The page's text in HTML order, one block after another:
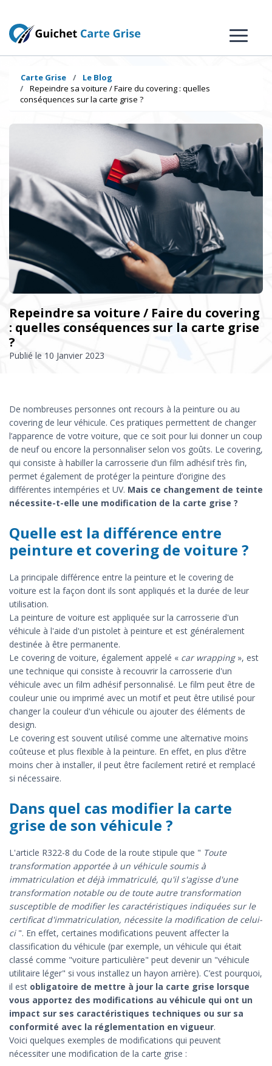
Carte Grise
Le Blog
Repeindre sa voiture / Faire du covering : quelles
conséquences sur la carte grise ?
Repeindre sa voiture / Faire du covering
: quelles conséquences sur la carte grise
?
Publié le 10 Janvier 2023
De nombreuses personnes ont recours à la peinture ou au
covering de leur véhicule. Ces pratiques permettent de changer
l’apparence de votre voiture, que ce soit pour lui donner un coup
de neuf ou encore la personnaliser selon vos goûts. Le covering,
qui consiste à habiller la carrosserie d’un film adhésif très fin,
permet également de protéger la peinture d’origine des
différentes intempéries et UV. Mais ce changement de teinte
nécessite-t-elle une modification de la carte grise ?
Quelle est la différence entre
peinture et covering de voiture ?
La principale différence entre la peinture et le covering de
voiture est la façon dont ils sont appliqués et la durée de leur
utilisation.
La peinture de voiture est appliquée sur la carrosserie d'un
véhicule à l'aide d'un pistolet à peinture et est généralement
destinée à être permanente.
Le covering de voiture, également appelé « car wrapping», est
une technique qui consiste à recouvrir la carrosserie d'un
véhicule avec un film adhésif personnalisé. Le film peut être de
couleur unie ou imprimé avec un motif et peut être utilisé pour
changer la couleur d'un véhicule ou ajouter des éléments de
design.
Le covering est souvent utilisé comme une alternative moins
coûteuse et plus flexible à la peinture. En effet, en plus d’être
moins cher à installer, il peut être facilement retiré et remplacé
si nécessaire.
Dans quel cas modifier la carte
grise de son véhicule ?
L'article R322-8 du Code de la route stipule que " Toute
transformation apportée à un véhicule soumis à
immatriculation et déjà immatriculé, qu'il s'agisse d'une
transformation notable ou de toute autre transformation
susceptible de modifier les caractéristiques indiquées sur le
certificat d'immatriculation, nécessite la modification de celui-
ci". En effet, certaines modifications peuvent affecter la
classification du véhicule (par exemple, un véhicule qui était
classé comme "voiture particulière" peut devenir un "véhicule
utilitaire léger" si vous installez un hayon arrière). C’est pourquoi,
il est obligatoire de mettre à jour la carte grise lorsque
vous apportez des modifications au véhicule qui ont un
impact sur ses caractéristiques techniques ou sur sa
conformité avec la réglementation en vigueur.
Voici quelques exemples de modifications qui peuvent
nécessiter une modification de la carte grise :